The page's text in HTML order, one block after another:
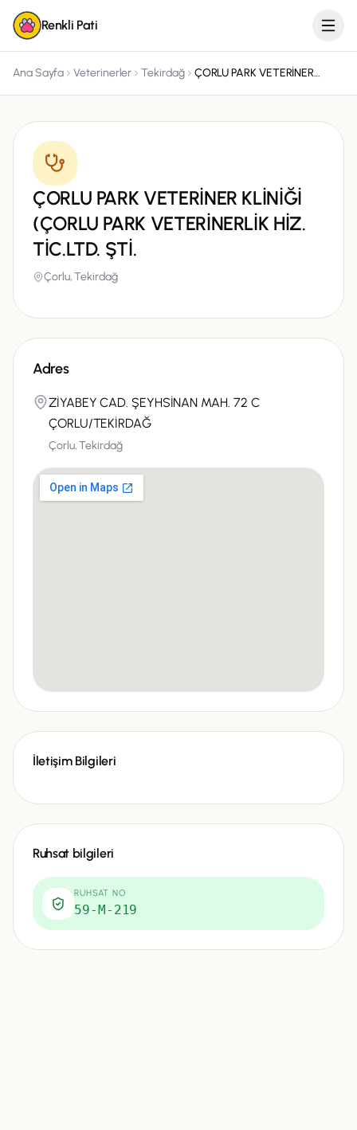
Renkli Pati
Ana Sayfa Veterinerler Tekirdağ ÇORLU PARK VETERİNER KLİNİĞİ (ÇORLU PARK VETERİNERLİK HİZ. TİC.LTD. ŞTİ.
ÇORLU PARK VETERİNER KLİNİĞİ
(ÇORLU PARK VETERİNERLİK HİZ.
TİC.LTD. ŞTİ.
Çorlu,Tekirdağ
Adres
ZİYABEY CAD. ŞEYHSİNAN MAH. 72 C
ÇORLU/TEKİRDAĞ
Çorlu,Tekirdağ
İletişim Bilgileri
Ruhsat bilgileri
RUHSAT NO
59-M-219